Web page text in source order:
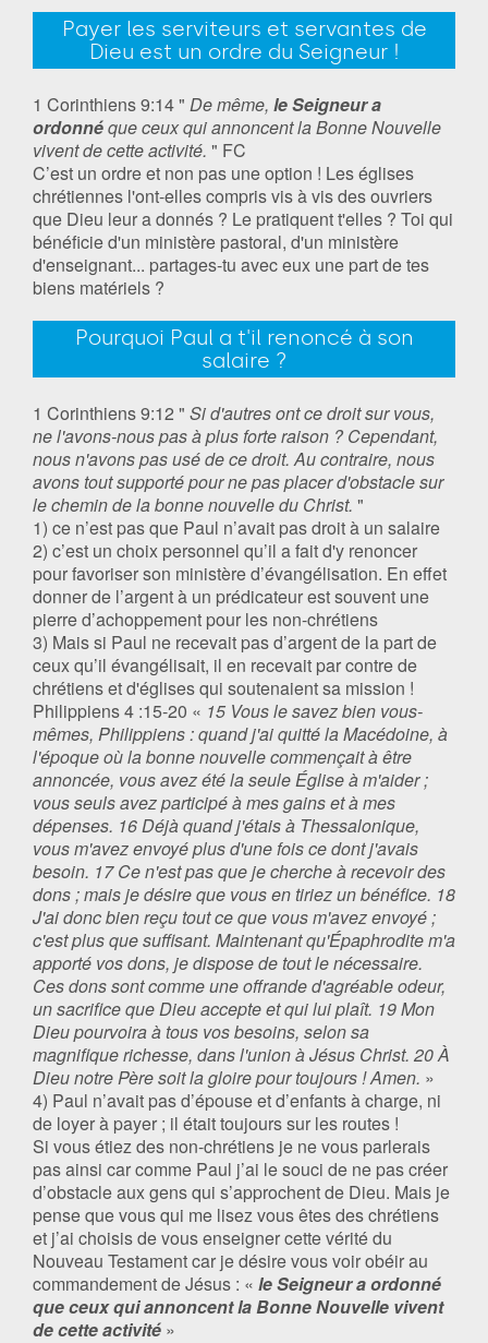
Payer les serviteurs et servantes de
Dieu est un ordre du Seigneur !
1 Corinthiens 9:14 " De même, le Seigneur a
ordonnéque ceux qui annoncent la Bonne Nouvelle
vivent de cette activité. " FC
C’est un ordre et non pas une option ! Les églises
chrétiennes l'ont-elles compris vis à vis des ouvriers
que Dieu leur a donnés ? Le pratiquent t'elles ? Toi qui
bénéficie d'un ministère pastoral, d'un ministère
d'enseignant... partages-tu avec eux une part de tes
biens matériels ?
Pourquoi Paul a t'il renoncé à son
salaire ?
1 Corinthiens 9:12 " Si d'autres ont ce droit sur vous,
ne l'avons-nous pas à plus forte raison ? Cependant,
nous n'avons pas usé de ce droit. Au contraire, nous
avons tout supporté pour ne pas placer d'obstacle sur
le chemin de la bonne nouvelle du Christ. "
1) ce n’est pas que Paul n’avait pas droit à un salaire
2) c’est un choix personnel qu’il a fait d'y renoncer
pour favoriser son ministère d’évangélisation. En effet
donner de l’argent à un prédicateur est souvent une
pierre d’achoppement pour les non-chrétiens
3) Mais si Paul ne recevait pas d’argent de la part de
ceux qu’il évangélisait, il en recevait par contre de
chrétiens et d'églises qui soutenaient sa mission !
Philippiens 4 :15-20 « 15 Vous le savez bien vous-
mêmes, Philippiens : quand j'ai quitté la Macédoine, à
l'époque où la bonne nouvelle commençait à être
annoncée, vous avez été la seule Église à m'aider ;
vous seuls avez participé à mes gains et à mes
dépenses. 16 Déjà quand j'étais à Thessalonique,
vous m'avez envoyé plus d'une fois ce dont j'avais
besoin. 17 Ce n'est pas que je cherche à recevoir des
dons ; mais je désire que vous en tiriez un bénéfice. 18
J'ai donc bien reçu tout ce que vous m'avez envoyé ;
c'est plus que suffisant. Maintenant qu'Épaphrodite m'a
apporté vos dons, je dispose de tout le nécessaire.
Ces dons sont comme une offrande d'agréable odeur,
un sacrifice que Dieu accepte et qui lui plaît. 19 Mon
Dieu pourvoira à tous vos besoins, selon sa
magnifique richesse, dans l'union à Jésus Christ. 20 À
Dieu notre Père soit la gloire pour toujours ! Amen. »
4) Paul n’avait pas d’épouse et d’enfants à charge, ni
de loyer à payer ; il était toujours sur les routes !
Si vous étiez des non-chrétiens je ne vous parlerais
pas ainsi car comme Paul j’ai le souci de ne pas créer
d’obstacle aux gens qui s’approchent de Dieu. Mais je
pense que vous qui me lisez vous êtes des chrétiens
et j’ai choisis de vous enseigner cette vérité du
Nouveau Testament car je désire vous voir obéir au
commandement de Jésus : « le Seigneur a ordonné
que ceux qui annoncent la Bonne Nouvelle vivent
de cette activité »